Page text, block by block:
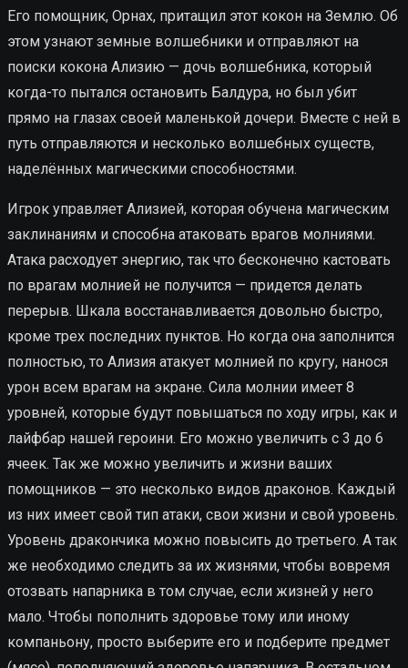
Его помощник, Орнах, притащил этот кокон на Землю. Об
этом узнают земные волшебники и отправляют на
поиски кокона Ализию — дочь волшебника, который
когда-то пытался остановить Балдура, но был убит
прямо на глазах своей маленькой дочери. Вместе с ней в
путь отправляются и несколько волшебных существ,
наделённых магическими способностями.
Игрок управляет Ализией, которая обучена магическим
заклинаниям и способна атаковать врагов молниями.
Атака расходует энергию, так что бесконечно кастовать
по врагам молнией не получится — придется делать
перерыв. Шкала восстанавливается довольно быстро,
кроме трех последних пунктов. Но когда она заполнится
полностью, то Ализия атакует молнией по кругу, нанося
урон всем врагам на экране. Сила молнии имеет 8
уровней, которые будут повышаться по ходу игры, как и
лайфбар нашей героини. Его можно увеличить с 3 до 6
ячеек. Так же можно увеличить и жизни ваших
помощников — это несколько видов драконов. Каждый
из них имеет свой тип атаки, свои жизни и свой уровень.
Уровень дракончика можно повысить до третьего. А так
же необходимо следить за их жизнями, чтобы вовремя
отозвать напарника в том случае, если жизней у него
мало. Чтобы пополнить здоровье тому или иному
компаньону, просто выберите его и подберите предмет